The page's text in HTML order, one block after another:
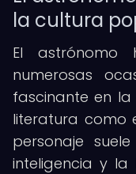
la cultura
El astrónomo
numerosas
fascinante en
literatura como
personaje
inteligencia y la